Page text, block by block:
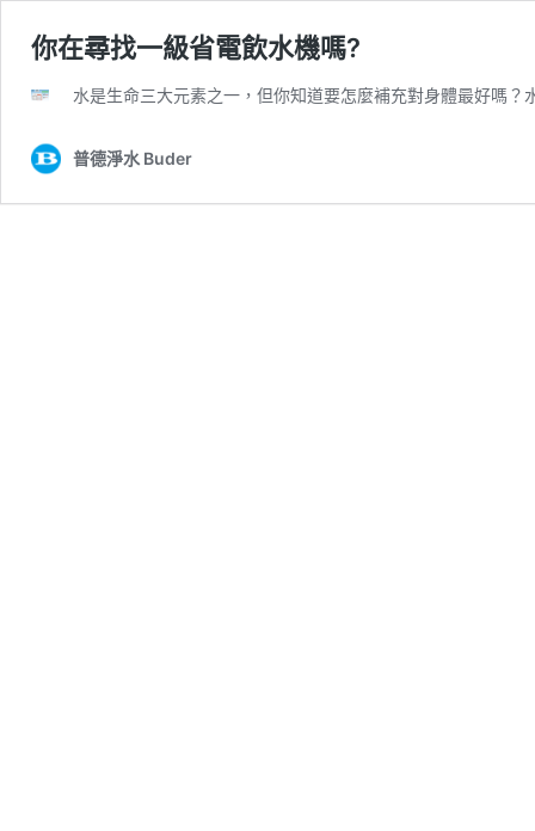
你在尋找一級省電飲水機嗎?
水是生命三大元素之一，但你知道要怎麼補充對身體最好嗎
普德淨水 Buder